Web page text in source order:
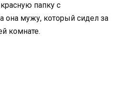
папку с
она мужу, который сидел за
комнате.